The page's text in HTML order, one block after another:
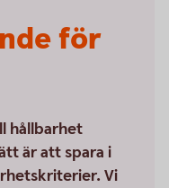
för
hållbarhet
är att spara i
Vi